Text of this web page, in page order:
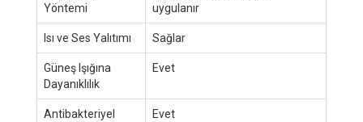
Yöntemi
uygulanır
Isı ve Ses Yalıtımı Sağlar
Güneş Işığına
Dayanıklılık
Evet
Antibakteriyel
Evet